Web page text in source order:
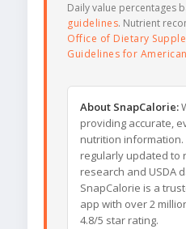
Daily value percentages
guidelines. Nutrient
Office of Dietary
Guidelines for
About SnapCalorie:
providing accurate,
nutrition information.
regularly updated to
research and USDA
SnapCalorie is a
app with over 2
4.8/5 star rating.